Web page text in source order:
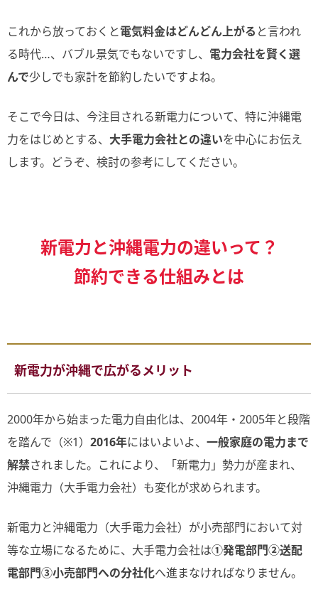
これから放っておくと電気料金はどんどん上がる と言われ
る時代…、バブル景気でもないですし、 電力会社を賢く選
んで少しでも家計を節約したいですよね。
そこで今日は、今注目される新電力について、特に沖縄電
力をはじめとする、 大手電力会社との違いを中心にお伝え
します。どうぞ、検討の参考にしてください。
新電力と沖縄電力の違いって？
節約できる仕組みとは
新電力が沖縄で広がるメリット
2000年から始まった電力自由化は、2004年・2005年と段階
を踏んで（※1） 2016年にはいよいよ、 一般家庭の電力まで
解禁されました。これにより、「新電力」勢力が産まれ、
沖縄電力（大手電力会社）も変化が求められます。
新電力と沖縄電力（大手電力会社）が小売部門において対
等な立場になるために、大手電力会社は①発電部門②送配
電部門③小売部門への分社化へ進まなければなりません。